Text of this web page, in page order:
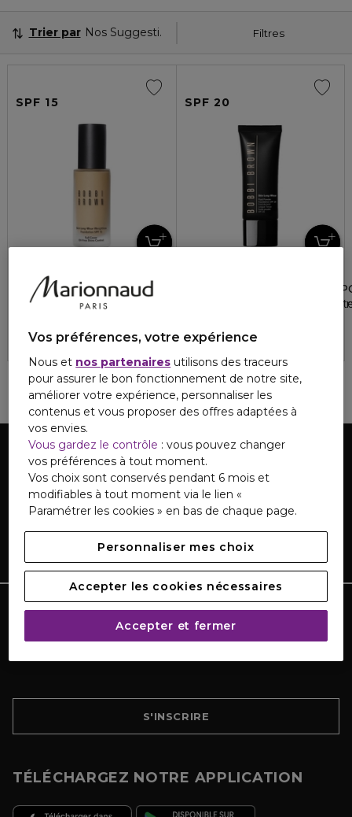
Filtres
Trier par Nos Suggestions
SPF 15
BOBBI BROWN
SKIN LONG-WEAR WEIGHTLESS FOUNDATION
Fond de teint longue tenue ultra-léger couvrance parfaite
SPF 20
SKIN LONG-WEAR FLUID
Fond de teint fluide longue
TOUTE L'ACTUALITÉ MARIONNAUD
Inscrivez-vous et découvrez nos dernières nouvelles
S'INSCRIRE
TÉLÉCHARGEZ NOTRE APPLICATION
Vos préférences, votre expérience
Nous et nos partenaires utilisons des traceurs
pour assurer le bon fonctionnement de notre site,
améliorer votre expérience, personnaliser les
contenus et vous proposer des offres adaptées à
vos envies.
Vous gardez le contrôle : vous pouvez changer
vos préférences à tout moment.
Vos choix sont conservés pendant 6 mois et
modifiables à tout moment via le lien «
Paramétrer les cookies » en bas de chaque page.
Personnaliser mes choix
Accepter les cookies nécessaires
Accepter et fermer